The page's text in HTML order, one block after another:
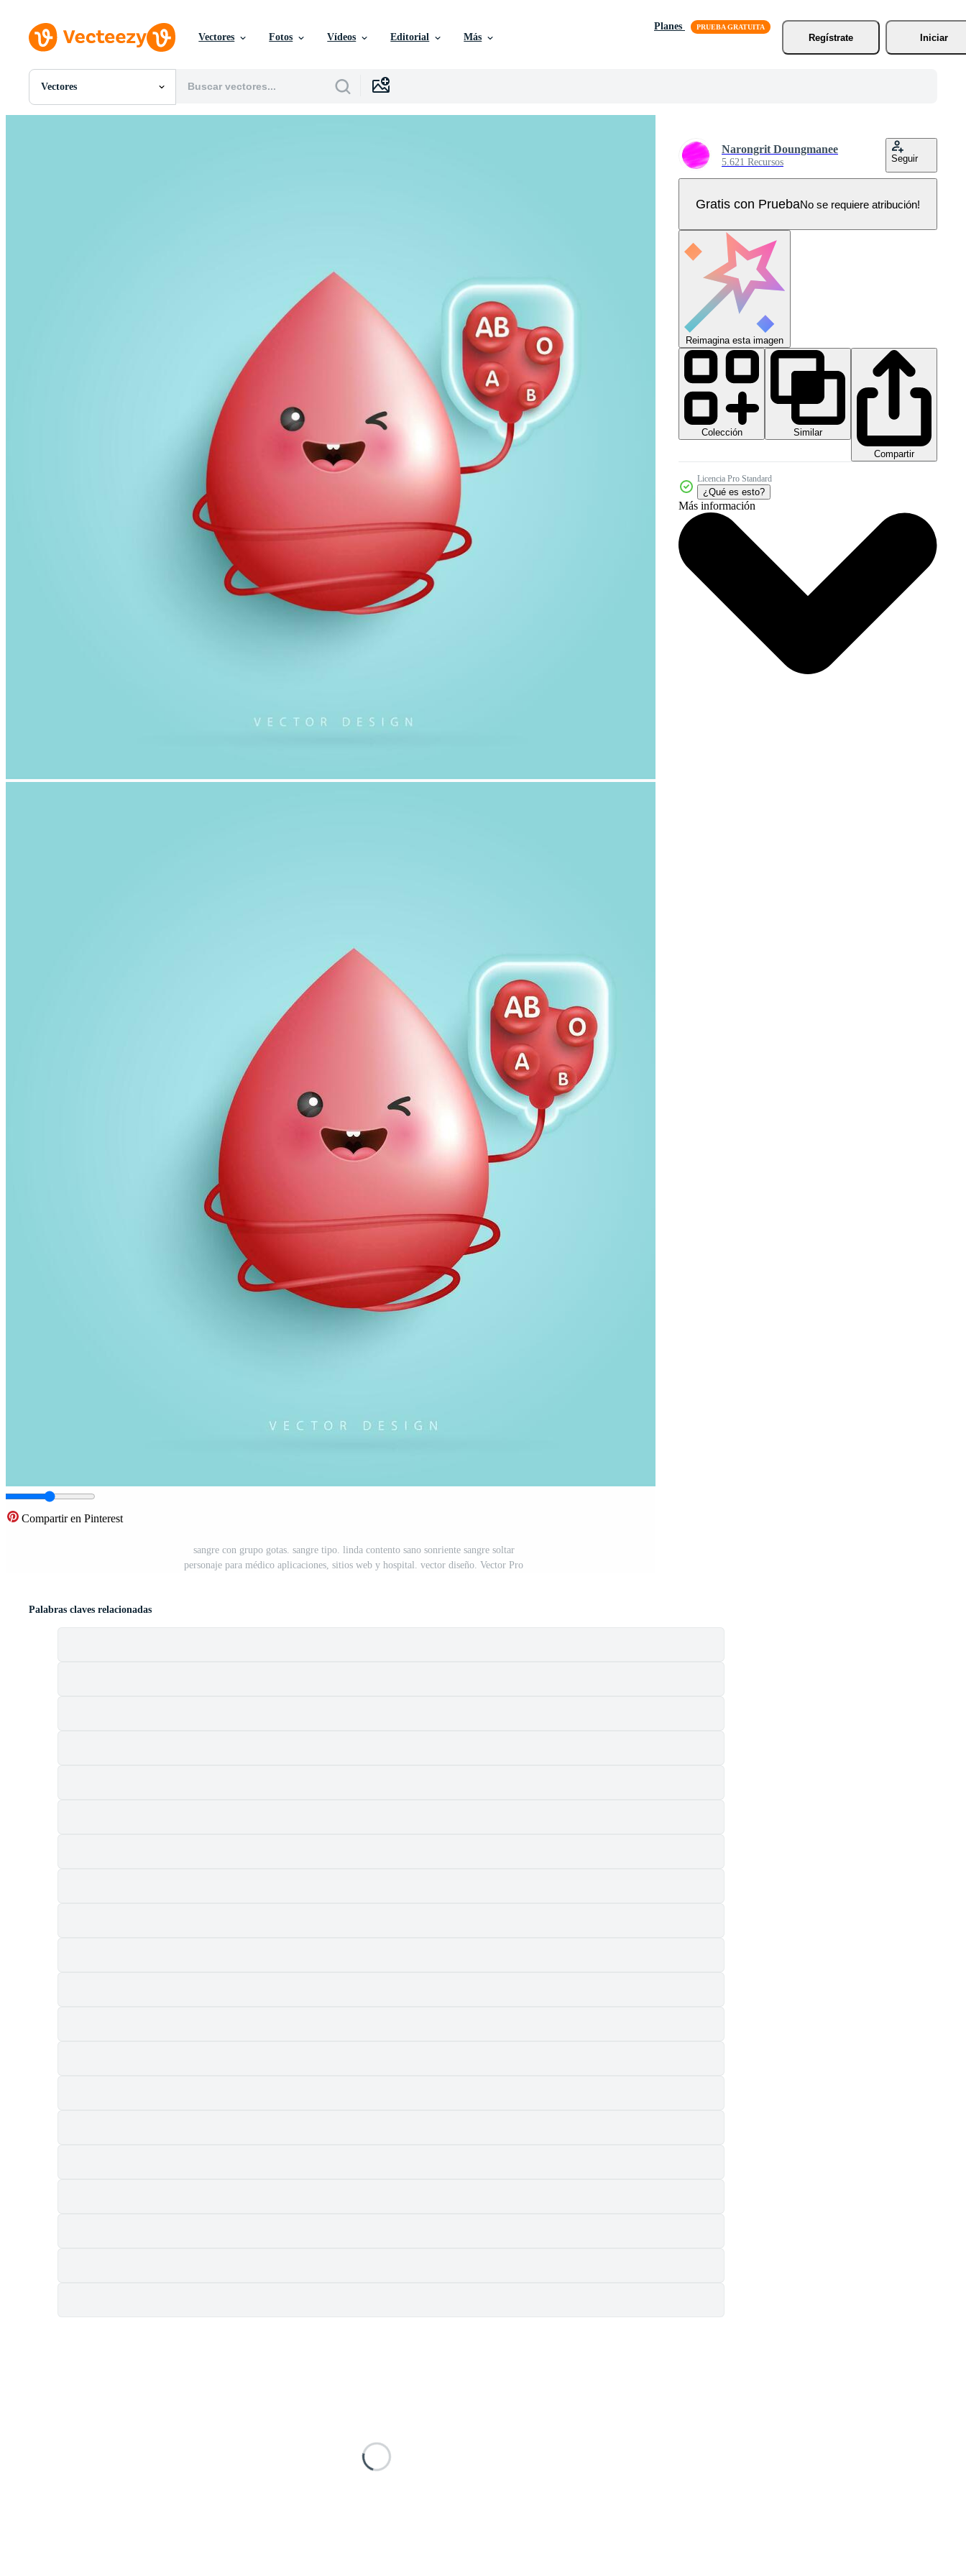
Vectores Fotos Vídeos Editorial Más
Planes
Regístrate
Iniciar
Vectores
Todas Imágenes
Compartir en Pinterest
sangre con grupo gotas. sangre tipo. linda contento sano sonriente sangre soltar
personaje para médico aplicaciones, sitios web y hospital. vector diseño. Vector Pro
Narongrit Doungmanee
5.621 Recursos Seguir
Gratis con PruebaNo se requiere atribución!
Reimagina esta imagen
Colección
Similar
Compartir
Licencia Pro Standard
¿Qué es esto?
Más información
Palabras claves relacionadas